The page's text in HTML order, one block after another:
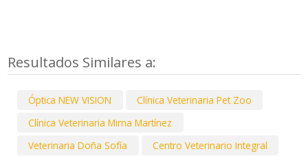
Resultados Similares a:
Óptica NEW VISION
Clínica Veterinaria Pet Zoo
Clínica Veterinaria Mirna Martínez
Veterinaria Doña Sofía
Centro Veterinario Integral